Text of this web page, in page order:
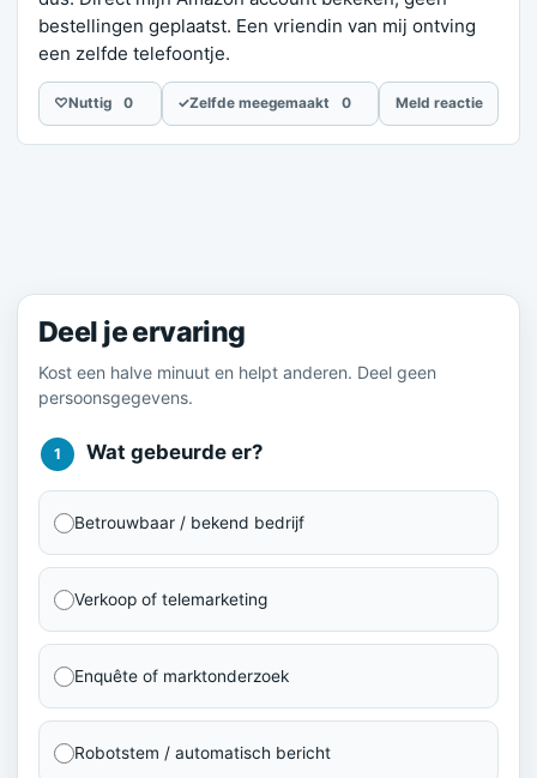
bestellingen geplaatst. Een vriendin van mij ontving
een zelfde telefoontje.
♡Nuttig 0 ✓Zelfde meegemaakt 0 Meld reactie
Deel je ervaring
Kost een halve minuut en helpt anderen. Deel geen
persoonsgegevens.
1 Wat gebeurde er?
Betrouwbaar / bekend bedrijf
Verkoop of telemarketing
Enquête of marktonderzoek
Robotstem / automatisch bericht